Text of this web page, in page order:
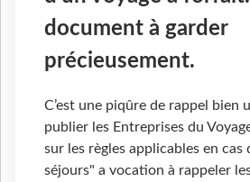
document à garder
précieusement.
C’est une piqûre de rappel bien
publier les Entreprises du
sur les règles applicables en cas
séjours" a vocation à rappeler